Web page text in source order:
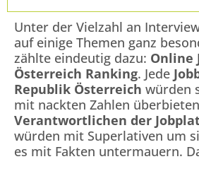
Unter der Vielzahl an
auf einige Themen ganz
zählte eindeutig dazu: Online
Österreich Ranking. Jede
Republik Österreich würden
mit nackten Zahlen
Verantwortlichen der
würden mit Superlativen um
es mit Fakten untermauern.